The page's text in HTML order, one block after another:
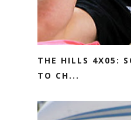
THE HILLS 4X05:
TO CH...